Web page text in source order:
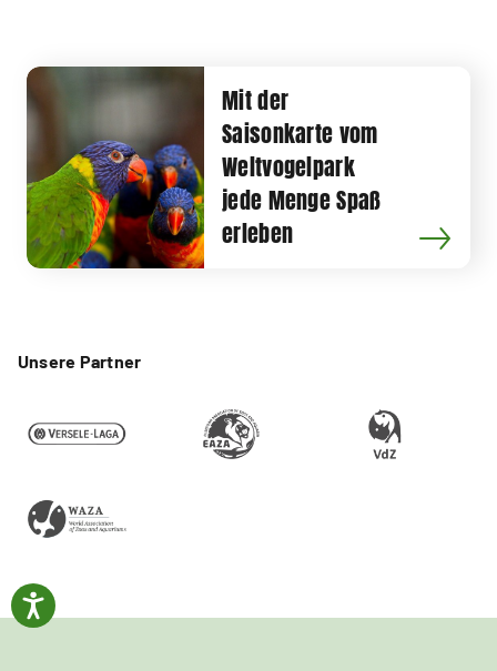
Mit der
Saisonkarte vom
Weltvogelpark
jede Menge Spaß
erleben
Unsere Partner